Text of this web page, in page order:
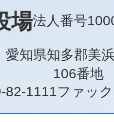
場法人番号
知県知多郡美
106番地
82-1111ファッ